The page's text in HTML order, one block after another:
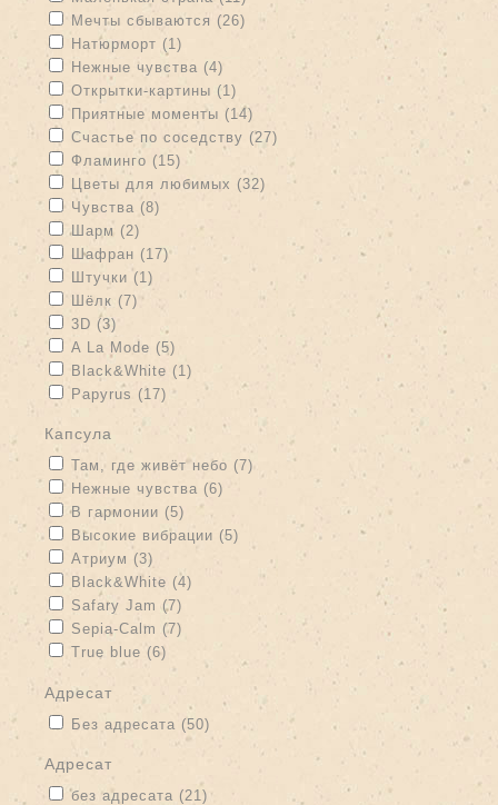
Apply Мечты сбываются filter
Мечты сбываются (26) Apply Мечты сбываются filter
Apply Натюрморт filter
Натюрморт (1) Apply Натюрморт filter
Apply Нежные чувства filter
Нежные чувства (4) Apply Нежные чувства filter
Apply Открытки-картины filter
Открытки-картины (1)
Apply Приятные моменты filter
Приятные моменты (14) Apply Приятные моменты filter
Apply Счастье по соседству filter
Счастье по соседству (27) Apply Счастье по соседству
Apply Фламинго filter
Фламинго (15) Apply Фламинго filter
Apply Цветы для любимых filter
Цветы для любимых (32) Apply Цветы для любимых
Apply Чувства filter
Чувства (8) Apply Чувства filter
Apply Шарм filter
Шарм (2) Apply Шарм filter
Apply Шафран filter
Шафран (17)Apply Шафран filter
Apply Штучки filter
Штучки (1) Apply Штучки filter
Apply Шёлк filter
Шёлк (7) Apply Шёлк filter
Apply 3D filter
3D (3)
Apply A La Mode filter
A La Mode (5) Apply A La Mode filter
Apply Black&White filter
Black&White (1)
Apply Papyrus filter
Papyrus (17) Apply Papyrus filter
капсула
Apply Там, где живёт небо filter
Там, где живёт небо (7) Apply Там, где живёт небо filter
Apply Нежные чувства filter
Нежные чувства (6) Apply Нежные чувства filter
Apply В гармонии filter
В гармонии (5) Apply В гармонии filter
Apply Высокие вибрации filter
Высокие вибрации (5) Apply Высокие вибрации filter
Apply Атриум filter
Атриум (3) Apply Атриум filter
Apply Black&White filter
Black&White (4) Apply Black&White filter
Apply Safary Jam filter
Safary Jam (7)
Apply Sepia-Calm filter
Sepia-Calm (7) Apply Sepia-Calm filter
Apply True blue filter
True blue (6)
адресат
Apply Без адресата filter
Без адресата (50) Apply Без адресата filter
адресат
Apply без адресата filter
без адресата (21) Apply без адресата filter